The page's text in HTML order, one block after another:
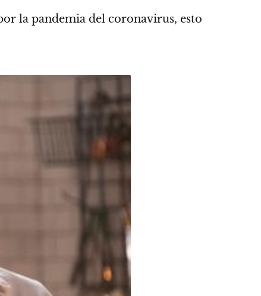
la pandemia del coronavirus, esto